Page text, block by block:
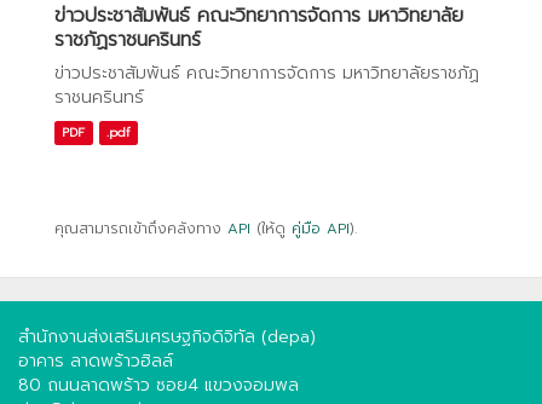
ข่าวประชาสัมพันธ์ คณะวิทยาการจัดการ มหาวิทยาลัย
ราชภัฏราชนครินทร์
ข่าวประชาสัมพันธ์ คณะวิทยาการจัดการ มหาวิทยาลัยราชภัฏ
ราชนครินทร์
PDF .pdf
คุณสามารถเข้าถึงคลังทาง API (ให้ดู คู่มือ API).
สำนักงานส่งเสริมเศรษฐกิจดิจิทัล (depa)
อาคาร ลาดพร้าวฮิลล์
80 ถนนลาดพร้าว ซอย4 แขวงจอมพล